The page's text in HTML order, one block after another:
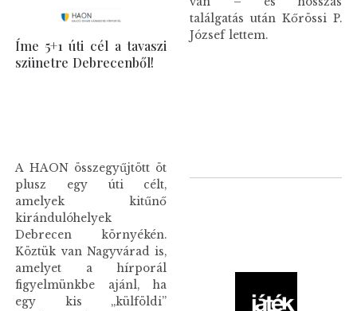
Íme 5+1 úti cél a tavaszi
szünetre Debrecenből!
A HAON összegyűjtött öt
plusz egy úti célt,
amelyek kitűnő
kirándulóhelyek
Debrecen környékén.
Köztük van Nagyvárad is,
amelyet a hírporál
figyelmünkbe ajánl, ha
egy kis „külföldi”
találgatás után Kőrössi P.
József lettem.